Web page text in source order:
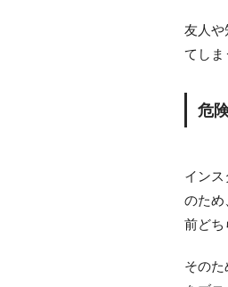
友人や
てしま
危
イン
のため
前どち
その